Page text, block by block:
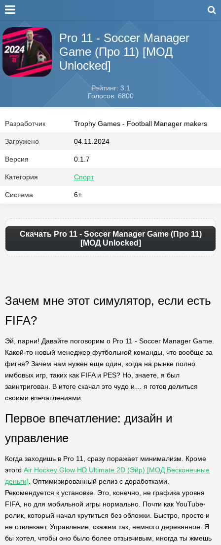
Pro 11 - Soccer Manager
Game (Про 11) [МОД
Unlocked]
Рейтинг: 3.1
Голосов: 6800
Разработчик Trophy Games - Football Manager makers
Загружено 04.11.2024
Версия 0.1.7
Категория Спорт
Система 6+
Скачать Pro 11 - Soccer Manager Game (Про 11)
[МОД Unlocked]
Зачем мне этот симулятор, если есть
FIFA?
Эй, парни! Давайте поговорим о Pro 11 - Soccer Manager Game.
Какой-то новый менеджер футбольной команды, что вообще за
фигня? Зачем нам нужен еще один, когда на рынке полно
имбовых игр, таких как FIFA и PES? Но, знаете, я был
заинтригован. В итоге скачал это чудо и… я готов делиться
своими впечатлениями.
Первое впечатление: дизайн и
управление
Когда заходишь в Pro 11, сразу поражает минимализм. Кроме
этого Air Hockey Glow HD Ultimate 2D (Эйр) [МОД Бесконечные
деньги] . Оптимизированный релиз с доработками.
Рекомендуется к установке. Это, конечно, не графика уровня
FIFA, но для мобильной игры нормально. Почти как YouTube-
ролик, который начал крутиться без обложки. Быстро, просто и
не отвлекает. Управление, скажем так, немного деревянное. Я
бы хотел, чтобы оно было более отзывчивым, иногда ты жмешь